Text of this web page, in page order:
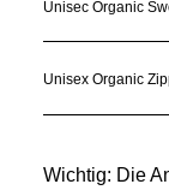
Unisec Organic
Unisex Organic
Wichtig: Die